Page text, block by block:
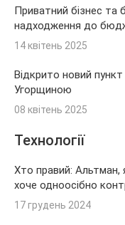
Приватний бізнес та
надходження до
14 квітень 2025
Відкрито новий пункт
Угорщиною
08 квітень 2025
Технології
Хто правий: Альтман,
хоче одноосібно
17 грудень 2024